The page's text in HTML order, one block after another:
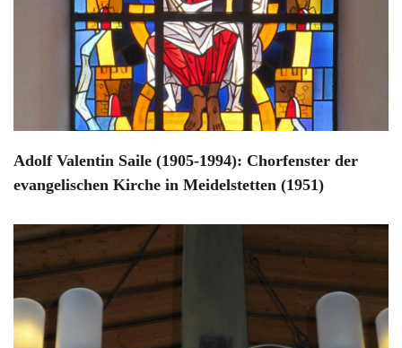
Adolf Valentin Saile (1905-1994): Chorfenster der
evangelischen Kirche in Meidelstetten (1951)